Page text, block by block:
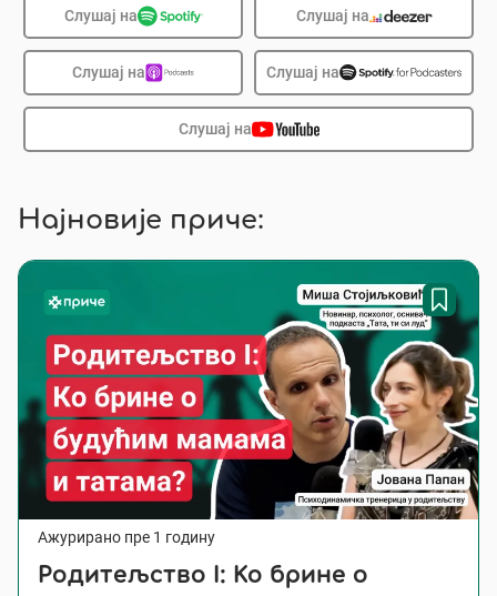
Слушај на Слушај на
Слушај на Слушај на
Слушај на
Најновије приче:
Ажурирано пре 1 годину
Родитељство I: Ко брине о